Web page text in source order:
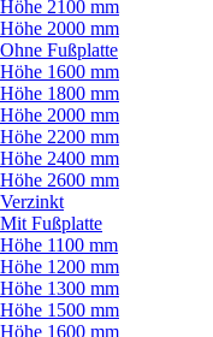
Höhe 2100 mm
Höhe 2000 mm
Ohne Fußplatte
Höhe 1600 mm
Höhe 1800 mm
Höhe 2000 mm
Höhe 2200 mm
Höhe 2400 mm
Höhe 2600 mm
Verzinkt
Mit Fußplatte
Höhe 1100 mm
Höhe 1200 mm
Höhe 1300 mm
Höhe 1500 mm
Höhe 1600 mm